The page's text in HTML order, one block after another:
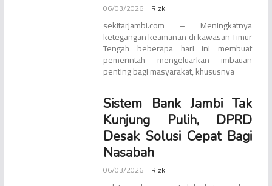
06/03/2026 Rizki
sekitarjambi.com – Meningkatnya
ketegangan keamanan di kawasan Timur
Tengah beberapa hari ini membuat
pemerintah mengeluarkan imbauan
penting bagi masyarakat, khususnya
Sistem Bank Jambi Tak
Kunjung Pulih, DPRD
Desak Solusi Cepat Bagi
Nasabah
06/03/2026 Rizki